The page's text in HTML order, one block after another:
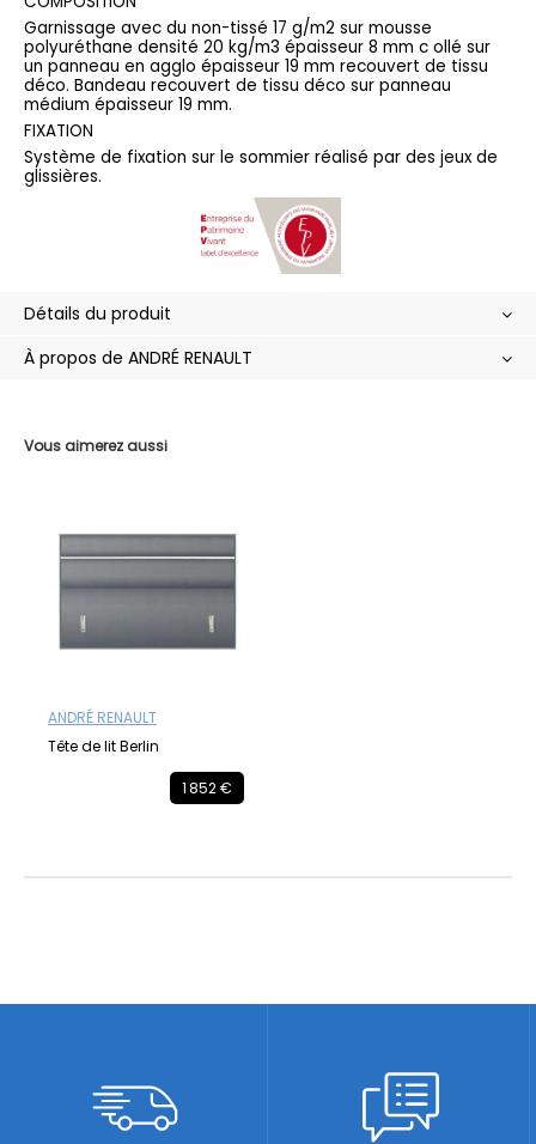
Vous aimerez aussi
ANDRÉ RENAULT
Tête de lit Berlin
1 852 €
Garnissage avec du non-tissé 17 g/m2 sur mousse
polyuréthane densité 20 kg/m3 épaisseur 8 mm c ollé sur
un panneau en agglo épaisseur 19 mm recouvert de tissu
déco. Bandeau recouvert de tissu déco sur panneau
médium épaisseur 19 mm.
FIXATION
Système de fixation sur le sommier réalisé par des jeux de
glissières.
Détails du produit
À propos de ANDRÉ RENAULT